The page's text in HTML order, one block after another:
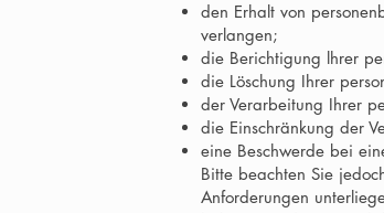
den Erhalt von
verlangen;
die Berichtigung lhrer
die Löschung Ihrer
der Verarbeitung Ihrer
die Einschränkung der
eine Beschwerde bei
Bitte beachten Sie
Anforderungen